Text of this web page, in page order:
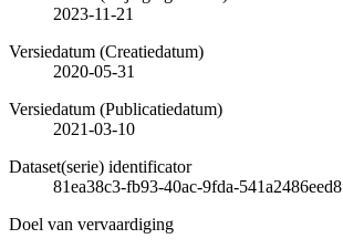
2023-11-21
Versiedatum (Creatiedatum)
2020-05-31
Versiedatum (Publicatiedatum)
2021-03-10
Dataset(serie) identificator
81ea38c3-fb93-40ac-9fda-541a2486eed8
Doel van vervaardiging